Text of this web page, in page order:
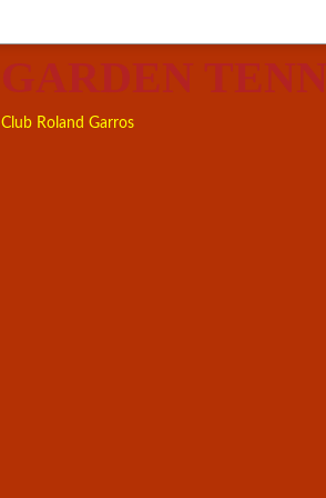
GARDEN
Club Roland Garros